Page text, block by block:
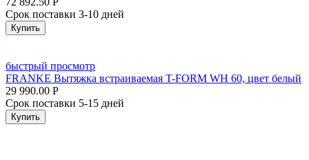
Срок поставки 3-10 дней
Купить
быстрый просмотр
FRANKE Вытяжка встраиваемая T-FORM WH 60, цвет белый
29 990.00 Р
Срок поставки 5-15 дней
Купить